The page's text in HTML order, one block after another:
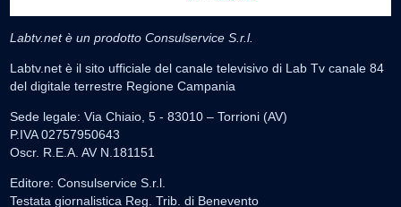
Labtv.net è un prodotto Consulservice S.r.l.
Labtv.net è il sito ufficiale del canale televisivo di Lab Tv canale 84
del digitale terrestre Regione Campania
Sede legale: Via Chiaio, 5 - 83010 – Torrioni (AV)
P.IVA 02757950643
Oscr. R.E.A. AV N.181151
Editore: Consulservice S.r.l.
Testata giornalistica Reg. Trib. di Benevento